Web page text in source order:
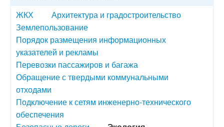
ЖКХ
Архитектура и градостроительство
Землепользование
Порядок размещения информационных
указателей и рекламы
Перевозки пассажиров и багажа
Обращение с твердыми коммунальными
отходами
Подключение к сетям инженерно-технического
обеспечения